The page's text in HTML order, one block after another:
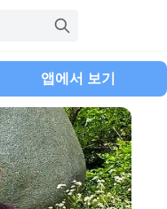
앱에서 보기